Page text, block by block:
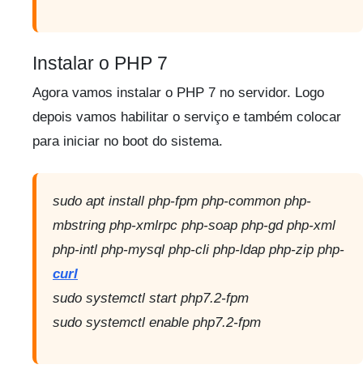
Instalar o PHP 7
Agora vamos instalar o PHP 7 no servidor. Logo
depois vamos habilitar o serviço e também colocar
para iniciar no boot do sistema.
sudo apt install php-fpm php-common php-
mbstring php-xmlrpc php-soap php-gd php-xml
php-intl php-mysql php-cli php-ldap php-zip php-
curl
sudo systemctl start php7.2-fpm
sudo systemctl enable php7.2-fpm